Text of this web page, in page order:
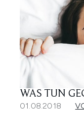
WAS TUN
01.08.2018